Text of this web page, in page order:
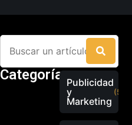
CategoríasPublicidad
y
Marketing